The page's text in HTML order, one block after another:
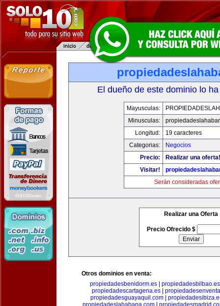
El dueño de este dominio lo
Mayusculas:
Minusculas:
Longitud:
19 caracteres
Categorias:
Negocios
Precio:
Realizar una oferta!
Visitar!
Serán consideradas
Realizar una Oferta
Precio Ofrecido $
Otros dominios en venta:
propiedadesbenidorm.es
propiedadesbilbao.es
propiedadescartagena.es|
propiedadesguayaquil.com
propiedadeslahabana.com|